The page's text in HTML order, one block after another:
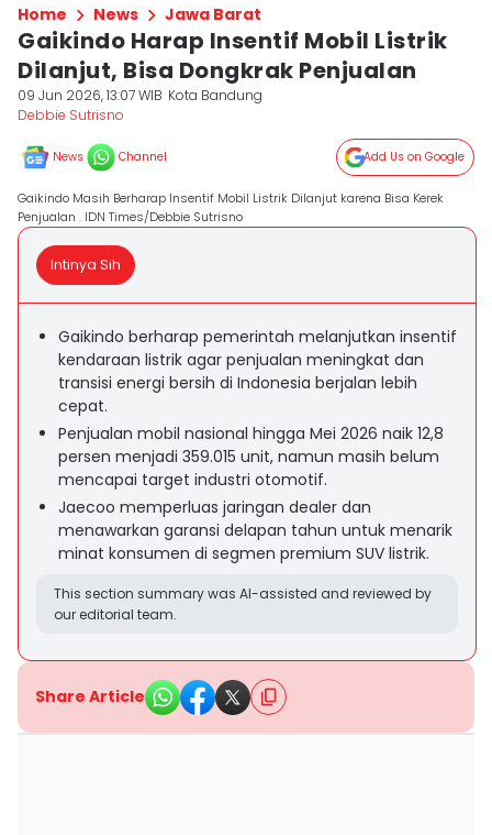
Home News Jawa Barat
Gaikindo Harap Insentif Mobil Listrik
Dilanjut, Bisa Dongkrak Penjualan
09 Jun 2026, 13:07 WIB Kota Bandung
Debbie Sutrisno
News Channel Add Us on Google
Gaikindo Masih Berharap Insentif Mobil Listrik Dilanjut karena Bisa Kerek
Penjualan . IDN Times/Debbie Sutrisno
Intinya Sih
Gaikindo berharap pemerintah melanjutkan insentif
kendaraan listrik agar penjualan meningkat dan
transisi energi bersih di Indonesia berjalan lebih
cepat.
Penjualan mobil nasional hingga Mei 2026 naik 12,8
persen menjadi 359.015 unit, namun masih belum
mencapai target industri otomotif.
Jaecoo memperluas jaringan dealer dan
menawarkan garansi delapan tahun untuk menarik
minat konsumen di segmen premium SUV listrik.
This section summary was AI-assisted and reviewed by
our editorial team.
Share Article